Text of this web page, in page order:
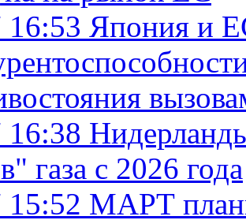
16:53 Япония и
16:38
газа с 2026 года
15:52 МАРТ